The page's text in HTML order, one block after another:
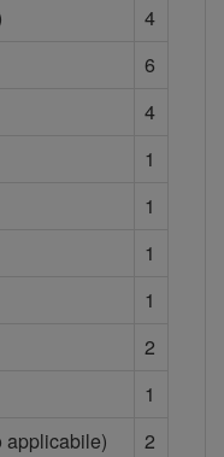
4
6
4
1
1
1
1
2
1
applicabile)
2